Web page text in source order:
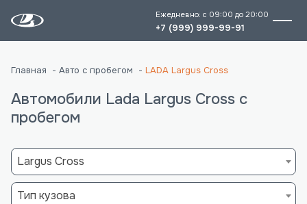
Ежедневно: с 09:00 до 20:00
+7 (999) 999-99-91
Главная Авто с пробегом LADA Largus Cross
Автомобили Lada Largus Cross с
пробегом
Largus Cross
Тип кузова